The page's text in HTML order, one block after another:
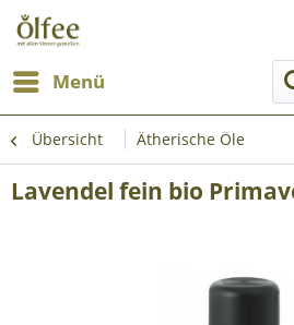
Menü
Übersicht Ätherische Öle
Lavendel fein bio